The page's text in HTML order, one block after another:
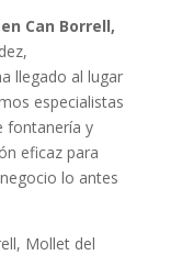
Can Borrell,
llegado al lugar
especialistas
fontanería y
eficaz para
lo antes
Mollet del